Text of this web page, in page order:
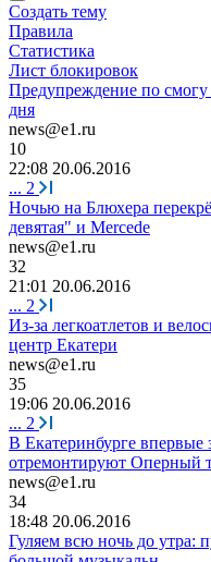
Создать тему
Правила
Статистика
Лист блокировок
Предупреждение по смогу
дня
news@e1.ru
10
22:08 20.06.2016
... 2
Ночью на Блюхера
девятая" и Mercede
news@e1.ru
32
21:01 20.06.2016
... 2
Из-за легкоатлетов и
центр Екатери
news@e1.ru
35
19:06 20.06.2016
... 2
В Екатеринбурге впервые
отремонтируют Оперный
news@e1.ru
34
18:48 20.06.2016
Гуляем всю ночь до утра: